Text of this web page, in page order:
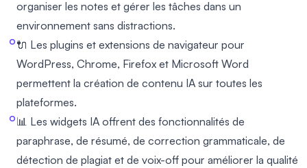
organiser les notes et gérer les tâches dans un
environnement sans distractions.
🔌 Les plugins et extensions de navigateur pour
WordPress, Chrome, Firefox et Microsoft Word
permettent la création de contenu IA sur toutes les
plateformes.
📊 Les widgets IA offrent des fonctionnalités de
paraphrase, de résumé, de correction grammaticale, de
détection de plagiat et de voix-off pour améliorer la qualité